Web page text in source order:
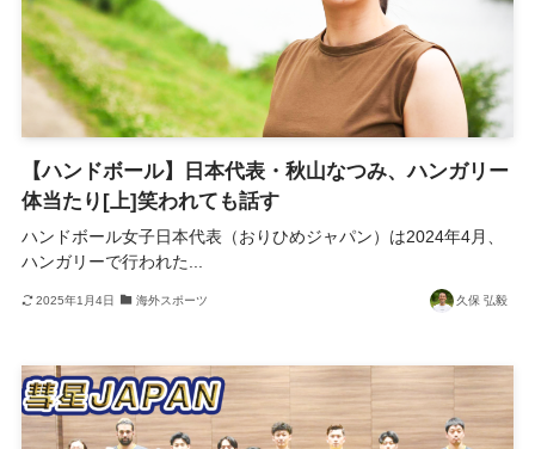
【ハンドボール】日本代表・秋山なつみ、ハンガリー
体当たり[上]笑われても話す
ハンドボール女子日本代表（おりひめジャパン）は2024年4月、
ハンガリーで行われた...
2025年1月4日 海外スポーツ 久保 弘毅